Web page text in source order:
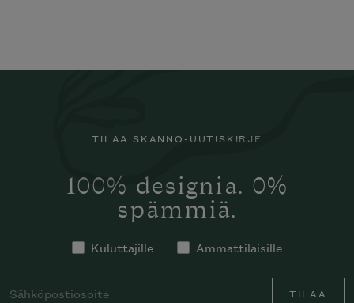
TILAA SKANNO-UUTISKIRJE
100% designia. 0%
spämmiä.
Kuluttajille Ammattilaisille
TILAA